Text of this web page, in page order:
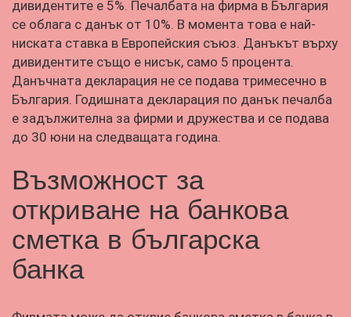
дивидентите е 5%. Печалбата на фирма в България
се облага с данък от 10%. В момента това е най-
ниската ставка в Европейския съюз. Данъкът върху
дивидентите също е нисък, само 5 процента.
Данъчната декларация не се подава тримесечно в
България. Годишната декларация по данък печалба
е задължителна за фирми и дружества и се подава
до 30 юни на следващата година.
Възможност за
откриване на банкова
сметка в българска
банка